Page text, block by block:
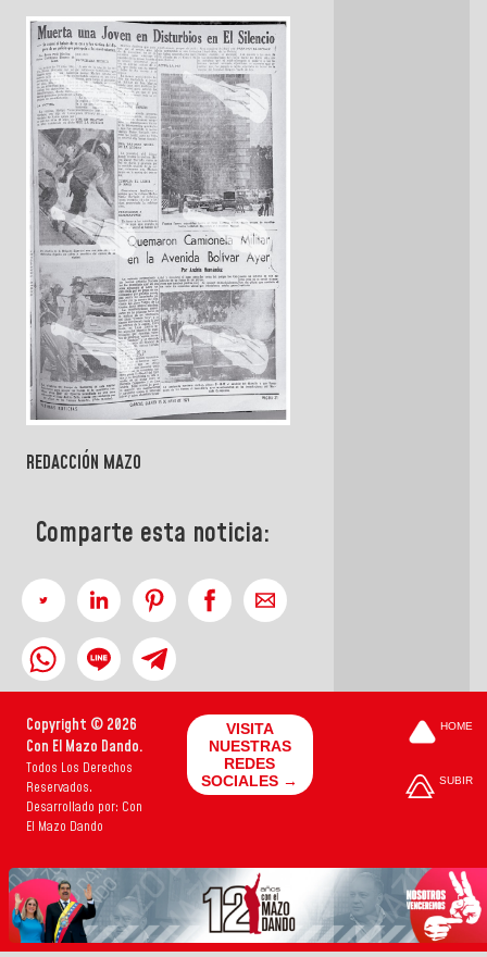
REDACCIÓN MAZO
Comparte esta noticia:
Copyright © 2026
Con El Mazo Dando.
Todos Los Derechos
Reservados.
Desarrollado por: Con
El Mazo Dando
VISITA
NUESTRAS
REDES
SOCIALES →
HOME
SUBIR